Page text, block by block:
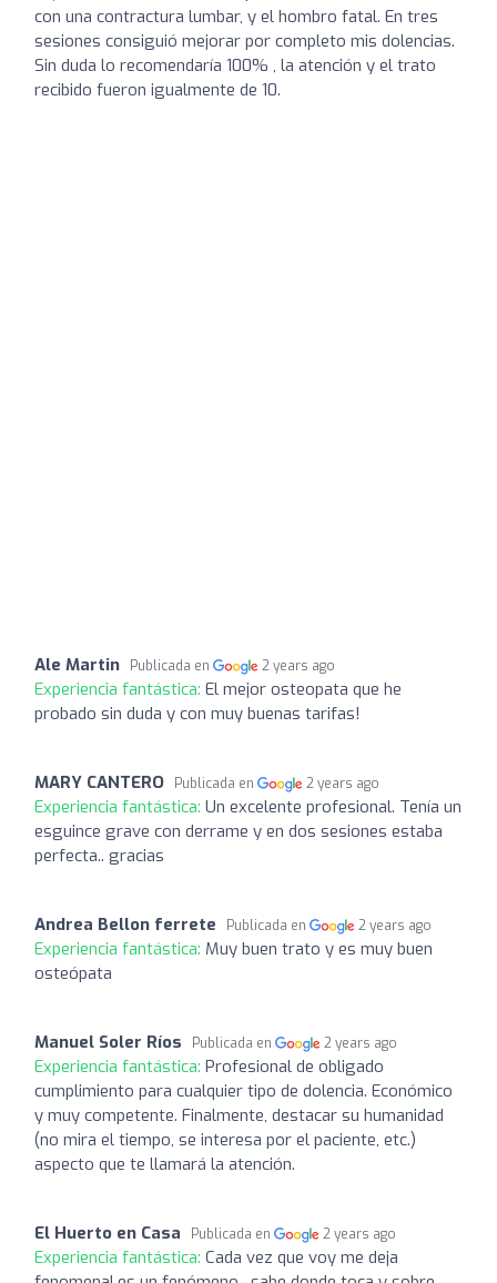
con una contractura lumbar, y el hombro fatal. En tres
sesiones consiguió mejorar por completo mis dolencias.
Sin duda lo recomendaría 100% , la atención y el trato
recibido fueron igualmente de 10.
Ale Martin Publicada en 2 years ago
Experiencia fantástica: El mejor osteopata que he
probado sin duda y con muy buenas tarifas!
MARY CANTERO Publicada en 2 years ago
Experiencia fantástica: Un excelente profesional. Tenía un
esguince grave con derrame y en dos sesiones estaba
perfecta.. gracias
Andrea Bellon ferrete Publicada en 2 years ago
Experiencia fantástica: Muy buen trato y es muy buen
osteópata
Manuel Soler Ríos Publicada en 2 years ago
Experiencia fantástica: Profesional de obligado
cumplimiento para cualquier tipo de dolencia. Económico
y muy competente. Finalmente, destacar su humanidad
(no mira el tiempo, se interesa por el paciente, etc.)
aspecto que te llamará la atención.
El Huerto en Casa Publicada en 2 years ago
Experiencia fantástica: Cada vez que voy me deja